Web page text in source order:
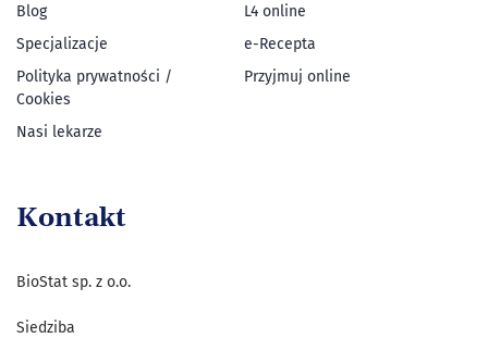
Blog
Specjalizacje
Polityka prywatności /
Cookies
Nasi lekarze
L4 online
e-Recepta
Przyjmuj online
Kontakt
BioStat sp. z o.o.
Siedziba